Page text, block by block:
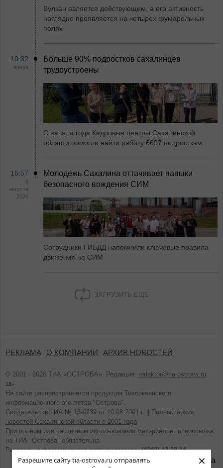
Разрешите сайту tia-ostrova.ru отправлять
×
Вулкан является действующим, а его активность
наглядно проявляется на четырех фумарольных
полях
10:32
вчера
Больше 90% подростков сахалинцев
трудоустроены
С начала года Кадровые центры Сахалинской
области помогли найти работу 6697 подросткам
16:57
6
августа
2026
Молодежь Сахалина оттачивает навыки
безопасного вождения СИМ
Сотрудники ГИБДД напомнили ключевые правила
движения на СИМ
ЗАГРУЗИТЬ ЕЩЕ
РЕКЛАМА О КОМПАНИИ АРХИВ НОВОСТЕЙ
© 2001 - 2026 ТИА «ОСТРОВА». Редакция: redaktor@tia-ostrova.ru.
18+
На сайте распространяется продукция Тихоокеанского
информационного агентства "Острова".
Свидетельство ИА № 15-0239 от 10.08.2001 г. ||
Полный архив
новостей Сахалинской области с 2001 года
При полном или частичном использовании материалов гиперссылка
на ТИА "Острова" обязательна.
Реклама, информационное сотрудничество:(4242) 44-28-14.